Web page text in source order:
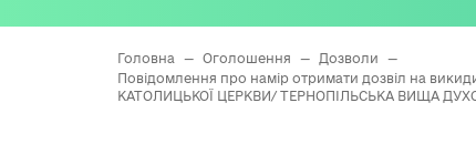
Головна — Оголошення — Дозволи
—
Повідомлення про намір отримати дозвіл на
КАТОЛИЦЬКОЇ ЦЕРКВИ/ ТЕРНОПІЛЬСЬКА ВИЩА